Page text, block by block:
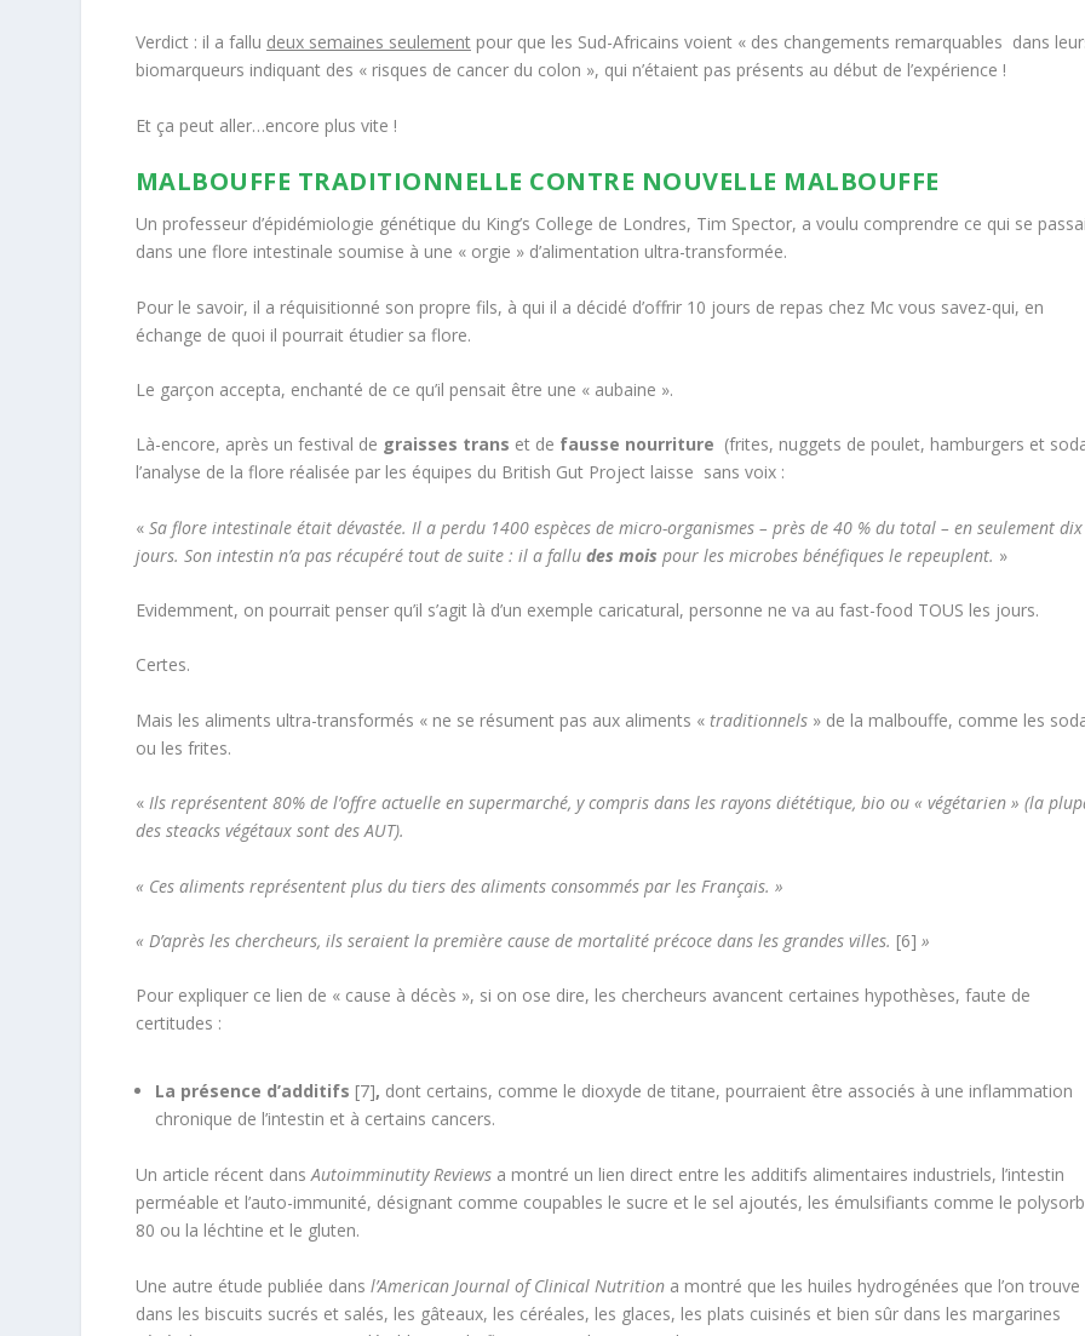
Verdict : il a fallu deux semaines seulementpour que les Sud-Africains voient « des changements remarquables dans
biomarqueurs indiquant des « risques de cancer du colon », qui n’étaient pas présents au début de l’expérience !
Et ça peut aller…encore plus vite !
MALBOUFFE TRADITIONNELLE CONTRE NOUVELLE MALBOUFFE
Un professeur d’épidémiologie génétique du King’s College de Londres, Tim Spector, a voulu comprendre ce qui se
dans une flore intestinale soumise à une « orgie » d’alimentation ultra-transformée.
Pour le savoir, il a réquisitionné son propre fils, à qui il a décidé d’offrir 10 jours de repas chez Mc vous savez-qui, en
échange de quoi il pourrait étudier sa flore.
Le garçon accepta, enchanté de ce qu’il pensait être une « aubaine ».
Là-encore, après un festival de graisses trans et de fausse nourriture (frites, nuggets de poulet, hamburgers et
l’analyse de la flore réalisée par les équipes du British Gut Project laisse sans voix :
« Sa flore intestinale était dévastée. Il a perdu 1400 espèces de micro-organismes – près de 40 % du total – en seulement dix
jours. Son intestin n’a pas récupéré tout de suite : il a fallu des mois pour les microbes bénéfiques le repeuplent. »
Evidemment, on pourrait penser qu’il s’agit là d’un exemple caricatural, personne ne va au fast-food TOUS les jours.
Certes.
Mais les aliments ultra-transformés « ne se résument pas aux aliments « traditionnels » de la malbouffe, comme les
ou les frites.
« Ils représentent 80% de l’offre actuelle en supermarché, y compris dans les rayons diététique, bio ou « végétarien » (la
des steacks végétaux sont des AUT).
« Ces aliments représentent plus du tiers des aliments consommés par les Français. »
« D’après les chercheurs, ils seraient la première cause de mortalité précoce dans les grandes villes. [6] »
Pour expliquer ce lien de « cause à décès », si on ose dire, les chercheurs avancent certaines hypothèses, faute de
certitudes :
La présence d’additifs [7], dont certains, comme le dioxyde de titane, pourraient être associés à une inflammation
chronique de l’intestin et à certains cancers.
Un article récent dansAutoimminutity Reviewsa montré un lien direct entre les additifs alimentaires industriels, l’intestin
perméable et l’auto-immunité, désignant comme coupables le sucre et le sel ajoutés, les émulsifiants comme le
80 ou la léchtine et le gluten.
Une autre étude publiée dans l’American Journal of Clinical Nutritiona montré que les huiles hydrogénées que l’on trouve
dans les biscuits sucrés et salés, les gâteaux, les céréales, les glaces, les plats cuisinés et bien sûr dans les margarines